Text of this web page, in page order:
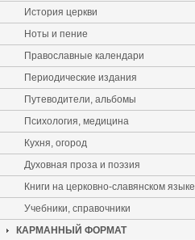
История церкви
Ноты и пение
Православные календари
Периодические издания
Путеводители, альбомы
Психология, медицина
Кухня, огород
Духовная проза и поэзия
Книги на церковно-славянском языке
Учебники, справочники
КАРМАННЫЙ ФОРМАТ